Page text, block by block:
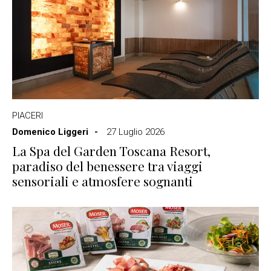
PIACERI
Domenico Liggeri
27 Luglio 2026
La Spa del Garden Toscana Resort,
paradiso del benessere tra viaggi
sensoriali e atmosfere sognanti